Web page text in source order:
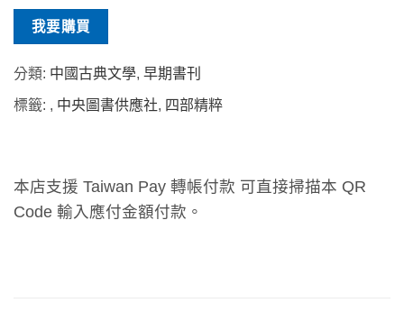
我要購買
分類: 中國古典文學, 早期書刊
標籤: , 中央圖書供應社, 四部精粹
本店支援 Taiwan Pay 轉帳付款 可直接掃描本 QR
Code 輸入應付金額付款。